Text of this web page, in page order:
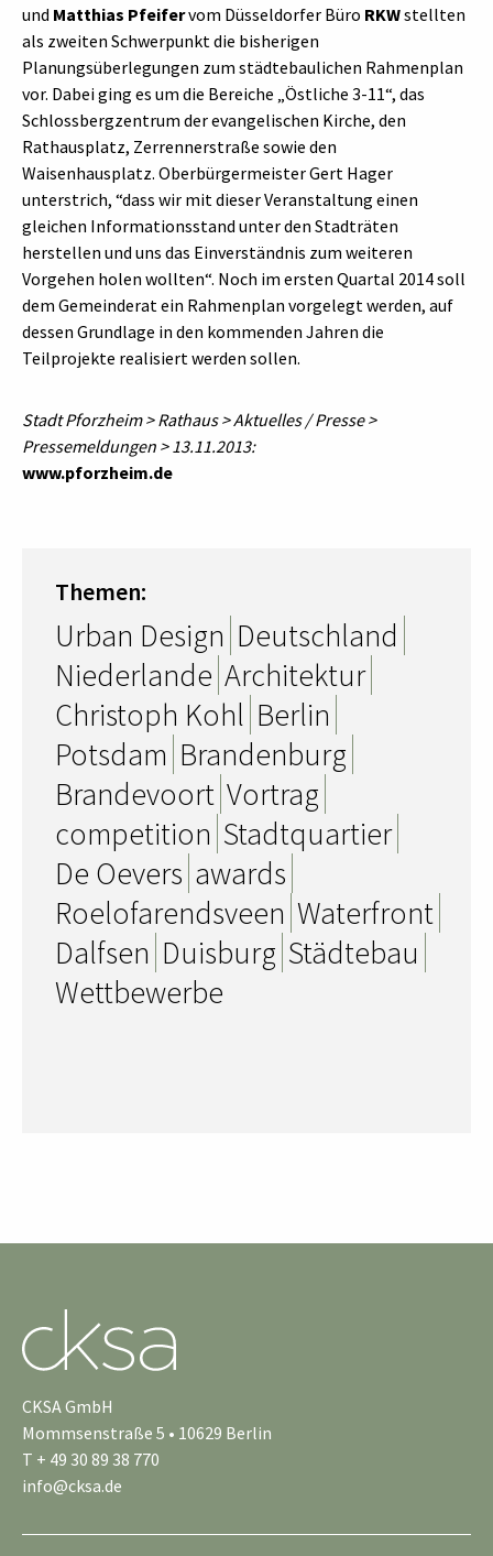
und Matthias Pfeifervom Düsseldorfer Büro RKWstellten
als zweiten Schwerpunkt die bisherigen
Planungsüberlegungen zum städtebaulichen Rahmenplan
vor. Dabei ging es um die Bereiche „Östliche 3-11“, das
Schlossbergzentrum der evangelischen Kirche, den
Rathausplatz, Zerrennerstraße sowie den
Waisenhausplatz. Oberbürgermeister Gert Hager
unterstrich, “dass wir mit dieser Veranstaltung einen
gleichen Informationsstand unter den Stadträten
herstellen und uns das Einverständnis zum weiteren
Vorgehen holen wollten“. Noch im ersten Quartal 2014 soll
dem Gemeinderat ein Rahmenplan vorgelegt werden, auf
dessen Grundlage in den kommenden Jahren die
Teilprojekte realisiert werden sollen.
Stadt Pforzheim > Rathaus > Aktuelles / Presse >
Pressemeldungen > 13.11.2013:
www.pforzheim.de
Themen:
Urban Design Deutschland
Niederlande Architektur
Christoph Kohl Berlin
Potsdam Brandenburg
Brandevoort Vortrag
competition Stadtquartier
De Oevers awards
Roelofarendsveen Waterfront
Dalfsen Duisburg Städtebau
Wettbewerbe
CKSA GmbH
Mommsenstraße 5 • 10629 Berlin
T + 49 30 89 38 770
info@cksa.de